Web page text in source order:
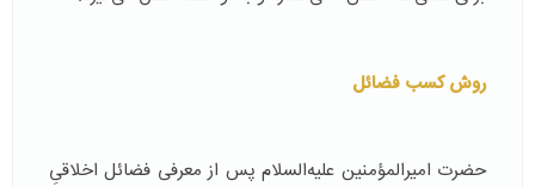
روش کسب فضائل
حضرت امیرالمؤمنین علیه‌السلام پس از معرفی فضائل اخلاقیِ